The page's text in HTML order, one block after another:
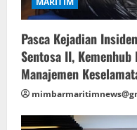
Pasca Kejadian
Sentosa II,
Manajemen